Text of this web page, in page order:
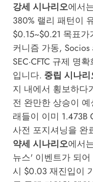
강세 시나리오에서
380% 랠리 패턴이
$0.15~$0.21 목표
커니즘 가동,
SEC·CFTC 규제 명
입니다. 중립 시나리
지 내에서 횡보하다
전 완만한 상승이
래들이 이미 1.473B
사전 포지셔닝을 완
약세 시나리오에서
뉴스' 이벤트가 되
시 $0.03 재진입이